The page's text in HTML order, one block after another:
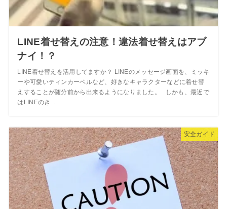
LINE着せ替えの注意！違法着せ替えはアブ
ナイ！？
LINE着せ替えを活用してますか？ LINEのメッセージ画面を、ミッキ
ーや可愛いティンカーベルなど、好きなキャラクターなどに着せ替
えすることが随分前から出来るようになりました。 しかも、最近で
はLINEのき...
安全ガイド